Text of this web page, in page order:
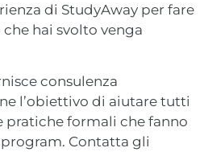
di StudyAway per fare
hai svolto venga
consulenza
l’obiettivo di aiutare tutti
pratiche formali che fanno
Contatta gli